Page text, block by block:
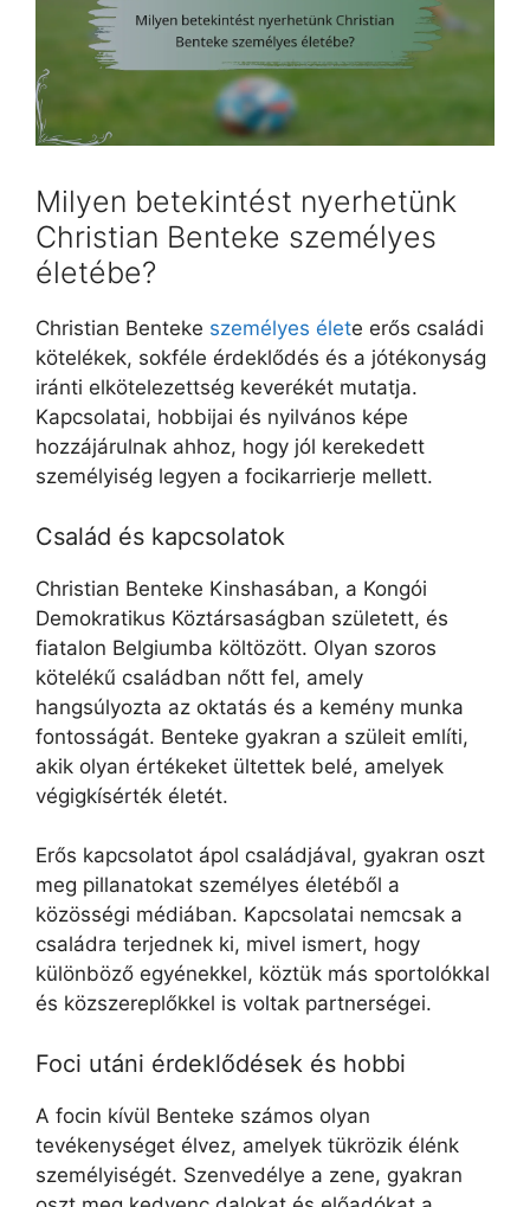
Milyen betekintést nyerhetünk
Christian Benteke személyes
életébe?
Christian Benteke személyes élete erős családi
kötelékek, sokféle érdeklődés és a jótékonyság
iránti elkötelezettség keverékét mutatja.
Kapcsolatai, hobbijai és nyilvános képe
hozzájárulnak ahhoz, hogy jól kerekedett
személyiség legyen a focikarrierje mellett.
Család és kapcsolatok
Christian Benteke Kinshasában, a Kongói
Demokratikus Köztársaságban született, és
fiatalon Belgiumba költözött. Olyan szoros
kötelékű családban nőtt fel, amely
hangsúlyozta az oktatás és a kemény munka
fontosságát. Benteke gyakran a szüleit említi,
akik olyan értékeket ültettek belé, amelyek
végigkísérték életét.
Erős kapcsolatot ápol családjával, gyakran oszt
meg pillanatokat személyes életéből a
közösségi médiában. Kapcsolatai nemcsak a
családra terjednek ki, mivel ismert, hogy
különböző egyénekkel, köztük más sportolókkal
és közszereplőkkel is voltak partnerségei.
Foci utáni érdeklődések és hobbi
A focin kívül Benteke számos olyan
tevékenységet élvez, amelyek tükrözik élénk
személyiségét. Szenvedélye a zene, gyakran